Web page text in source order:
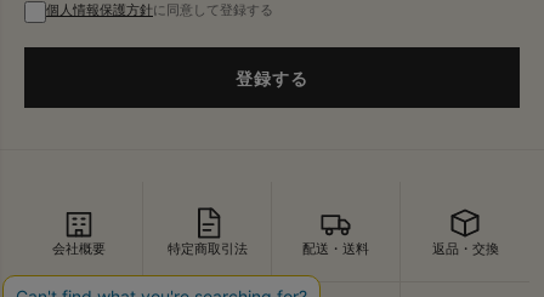
個人情報保護方針に同意して登録する
登録する
会社概要 特定商取引法 配送・送料 返品・交換